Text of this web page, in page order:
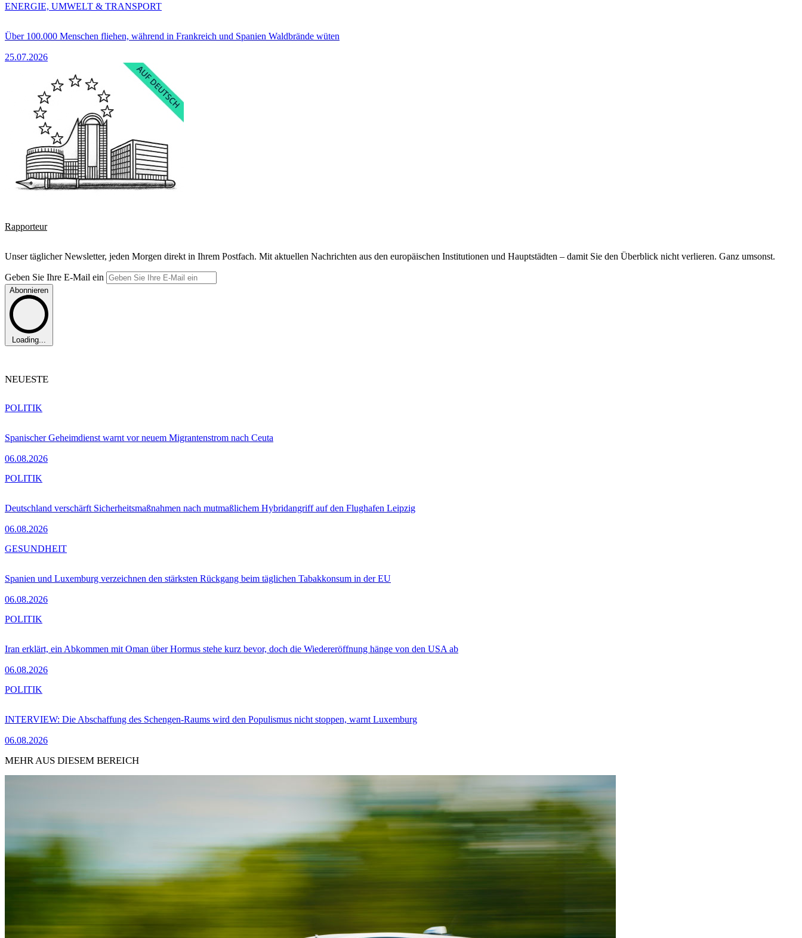
Über 100.000 Menschen fliehen, während in Frankreich und Spanien Waldbrände wüten
25.07.2026
ENERGIE, UMWELT & TRANSPORT
Rapporteur
Unser täglicher Newsletter, jeden Morgen direkt in Ihrem Postfach. Mit aktuellen Nachrichten aus den europäischen Institutionen und Hauptstädten – damit Sie den Überblick nicht verlieren. Ganz umsonst.
Geben Sie Ihre E-Mail ein
Abonnieren
Loading...
NEUESTE
Spanischer Geheimdienst warnt vor neuem Migrantenstrom nach Ceuta
06.08.2026
POLITIK
Deutschland verschärft Sicherheitsmaßnahmen nach mutmaßlichem Hybridangriff auf den Flughafen Leipzig
06.08.2026
POLITIK
Spanien und Luxemburg verzeichnen den stärksten Rückgang beim täglichen Tabakkonsum in der EU
06.08.2026
GESUNDHEIT
Iran erklärt, ein Abkommen mit Oman über Hormus stehe kurz bevor, doch die Wiedereröffnung hänge von den USA ab
06.08.2026
POLITIK
INTERVIEW: Die Abschaffung des Schengen-Raums wird den Populismus nicht stoppen, warnt Luxemburg
06.08.2026
POLITIK
MEHR AUS DIESEM BEREICH